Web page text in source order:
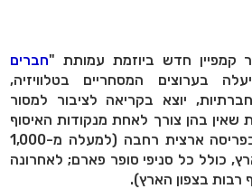
קמפיין חדש ביוזמת עמותת " חברים
בערוצים המסחריים בטלוויזיה,
יוצא בקריאה לציבור למסור
בהן צורך לאחת מנקודות האיסוף
של העמותה הנגישות בפריסה ארצית רחבה (למעלה מ-1,000
כולל כל סניפי סופר פארם; לאחרונה
רבות בצפון הארץ).